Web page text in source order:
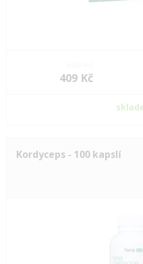
409 Kč
Kordyceps - 100 kapslí